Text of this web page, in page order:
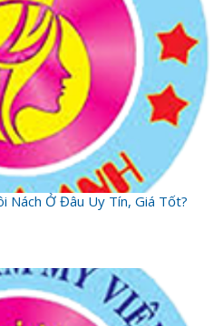
Ở Đâu Uy Tín, Giá Tốt?